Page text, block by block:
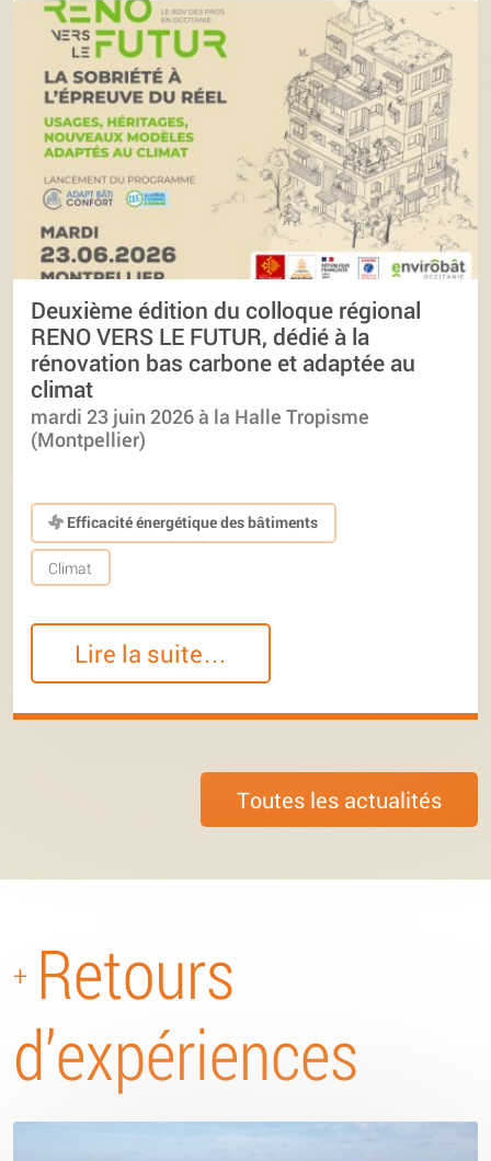
Deuxième édition du colloque régional
RENO VERS LE FUTUR, dédié à la
rénovation bas carbone et adaptée au
climat
mardi 23 juin 2026 à la Halle Tropisme
(Montpellier)
Efficacité énergétique des bâtiments
Climat
Lire la suite…
Toutes les actualités
+ Retours
d’expériences